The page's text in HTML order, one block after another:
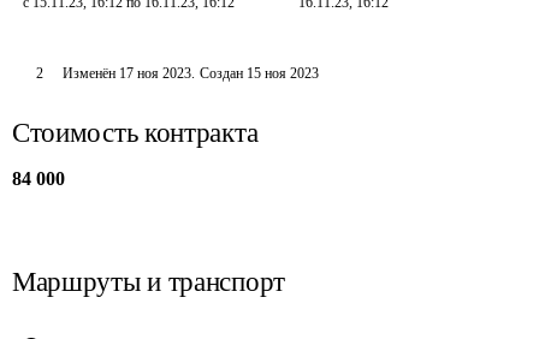
2 Изменён 17 ноя 2023. Создан 15 ноя 2023
Стоимость контракта
84 000
Маршруты и транспорт